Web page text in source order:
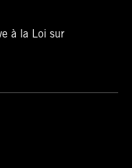
à la Loi sur